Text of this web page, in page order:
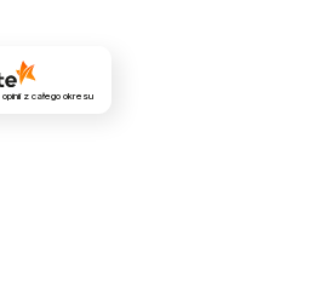
opinii z całego okresu